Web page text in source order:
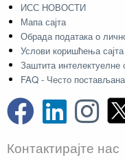
ИСС НОВОСТИ
Мапа сајта
Обрада података о
Услови коришћења
Заштита интелектуелне
FAQ - Често
Контактирајте нас